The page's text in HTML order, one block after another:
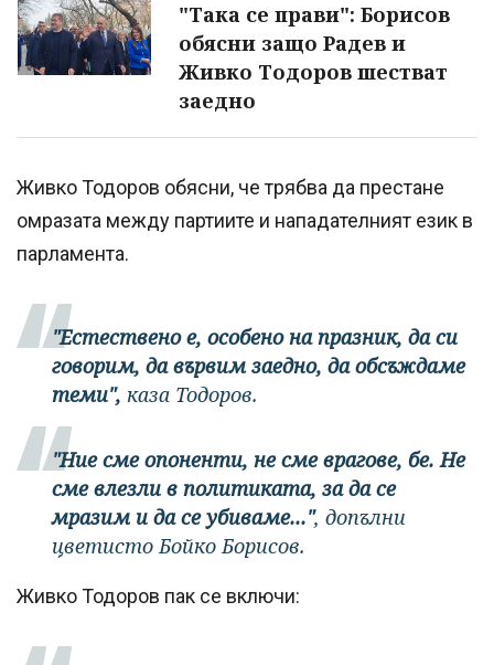
"Така се прави": Борисов
обясни защо Радев и
Живко Тодоров шестват
заедно
Живко Тодоров обясни, че трябва да престане
омразата между партиите и нападателният език в
парламента.
"Естествено е, особено на празник, да си
говорим, да вървим заедно, да обсъждаме
теми", каза Тодоров.
"Ние сме опоненти, не сме врагове, бе. Не
сме влезли в политиката, за да се
мразим и да се убиваме...", допълни
цветисто Бойко Борисов.
Живко Тодоров пак се включи: